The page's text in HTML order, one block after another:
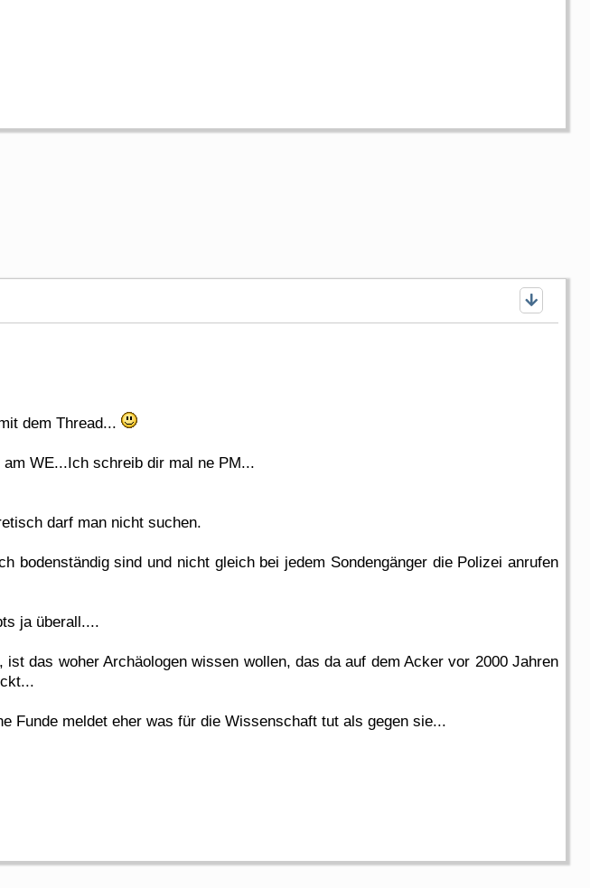
dem Thread...
WE...Ich schreib dir mal ne PM...
darf man nicht suchen.
bodenständig sind und nicht gleich bei jedem Sondengänger die Polizei anrufen
ja überall....
das woher Archäologen wissen wollen, das da auf dem Acker vor 2000 Jahren
Funde meldet eher was für die Wissenschaft tut als gegen sie...